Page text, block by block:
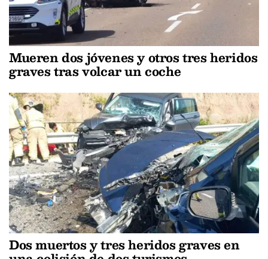
Mueren dos jóvenes y otros tres heridos
graves tras volcar un coche
Dos muertos y tres heridos graves en